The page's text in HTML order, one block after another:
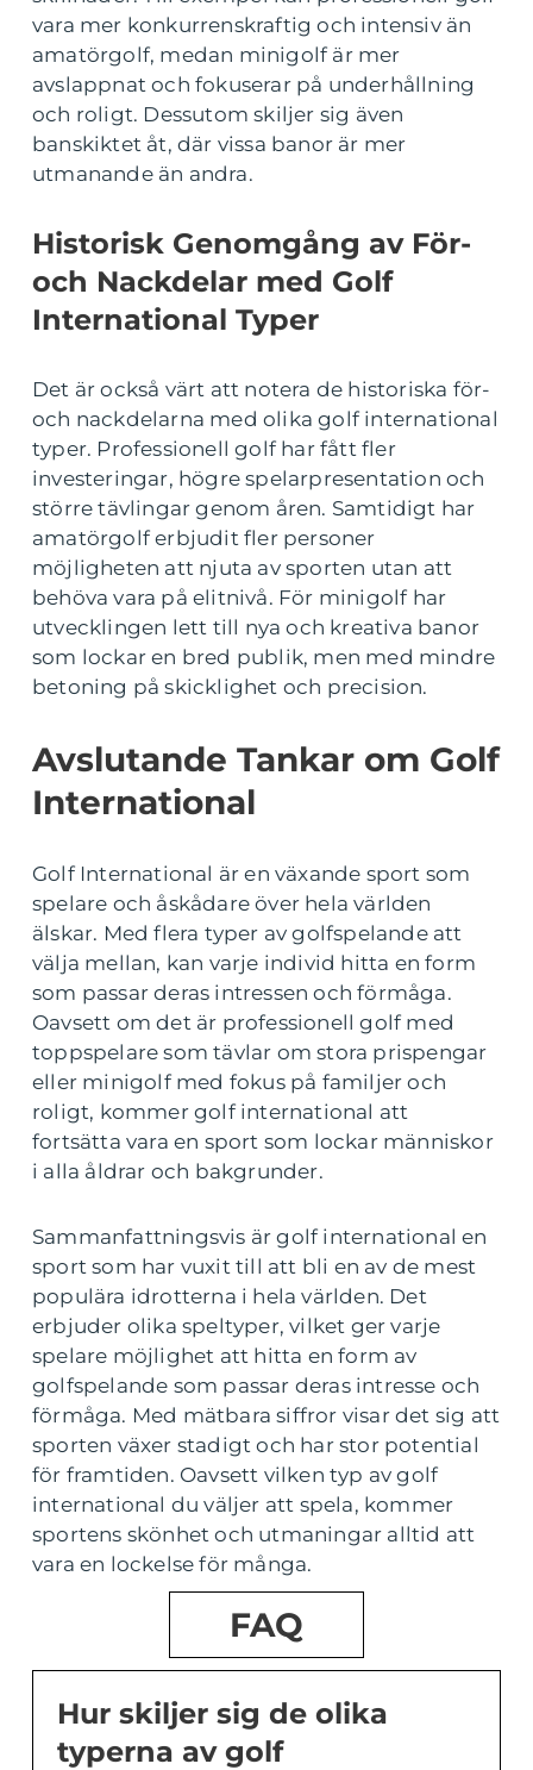
vara mer konkurrenskraftig och intensiv än
amatörgolf, medan minigolf är mer
avslappnat och fokuserar på underhållning
och roligt. Dessutom skiljer sig även
banskiktet åt, där vissa banor är mer
utmanande än andra.
Historisk Genomgång av För-
och Nackdelar med Golf
International Typer
Det är också värt att notera de historiska för-
och nackdelarna med olika golf international
typer. Professionell golf har fått fler
investeringar, högre spelarpresentation och
större tävlingar genom åren. Samtidigt har
amatörgolf erbjudit fler personer
möjligheten att njuta av sporten utan att
behöva vara på elitnivå. För minigolf har
utvecklingen lett till nya och kreativa banor
som lockar en bred publik, men med mindre
betoning på skicklighet och precision.
Avslutande Tankar om Golf
International
Golf International är en växande sport som
spelare och åskådare över hela världen
älskar. Med flera typer av golfspelande att
välja mellan, kan varje individ hitta en form
som passar deras intressen och förmåga.
Oavsett om det är professionell golf med
toppspelare som tävlar om stora prispengar
eller minigolf med fokus på familjer och
roligt, kommer golf international att
fortsätta vara en sport som lockar människor
i alla åldrar och bakgrunder.
Sammanfattningsvis är golf international en
sport som har vuxit till att bli en av de mest
populära idrotterna i hela världen. Det
erbjuder olika speltyper, vilket ger varje
spelare möjlighet att hitta en form av
golfspelande som passar deras intresse och
förmåga. Med mätbara siffror visar det sig att
sporten växer stadigt och har stor potential
för framtiden. Oavsett vilken typ av golf
international du väljer att spela, kommer
sportens skönhet och utmaningar alltid att
vara en lockelse för många.
FAQ
Hur skiljer sig de olika
typerna av golf